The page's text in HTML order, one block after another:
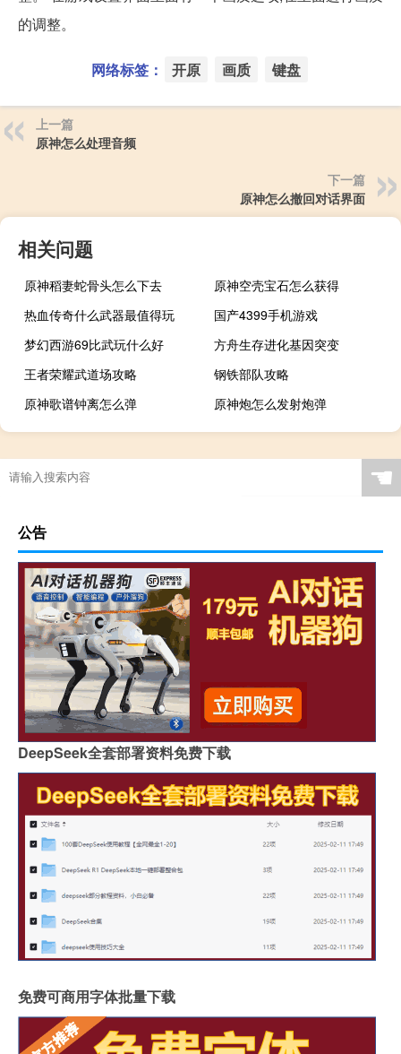
的调整。
网络标签： 开原 画质 键盘
上一篇
原神怎么处理音频
下一篇
原神怎么撤回对话界面
相关问题
原神稻妻蛇骨头怎么下去
原神空壳宝石怎么获得
热血传奇什么武器最值得玩
国产4399手机游戏
梦幻西游69比武玩什么好
方舟生存进化基因突变
王者荣耀武道场攻略
钢铁部队攻略
原神歌谱钟离怎么弹
原神炮怎么发射炮弹
☚
公告
DeepSeek全套部署资料免费下载
免费可商用字体批量下载